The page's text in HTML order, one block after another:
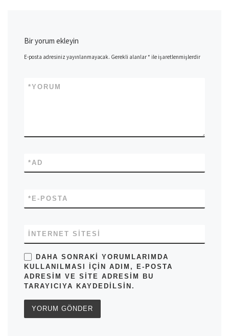
Bir yorum ekleyin
E-posta adresiniz yayınlanmayacak. Gerekli alanlar* ile işaretlenmişlerdir
YORUM
*
AD
*
E-POSTA
*
İNTERNET SITESI
DAHA SONRAKI YORUMLARIMDA
KULLANILMASI IÇIN ADIM, E-POSTA
ADRESIM VE SITE ADRESIM BU
TARAYICIYA KAYDEDILSIN.